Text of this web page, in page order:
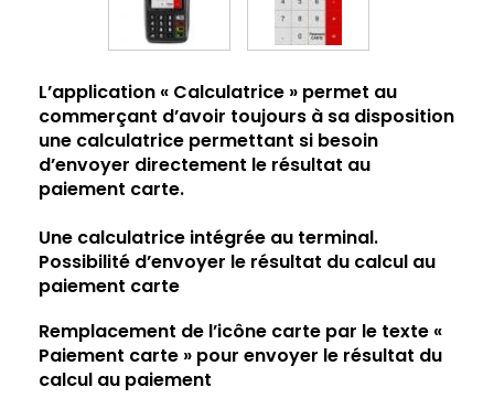
L’application « Calculatrice » permet au
commerçant d’avoir toujours à sa disposition
une calculatrice permettant si besoin
d’envoyer directement le résultat au
paiement carte.
Une calculatrice intégrée au terminal.
Possibilité d’envoyer le résultat du calcul au
paiement carte
Remplacement de l’icône carte par le texte «
Paiement carte » pour envoyer le résultat du
calcul au paiement